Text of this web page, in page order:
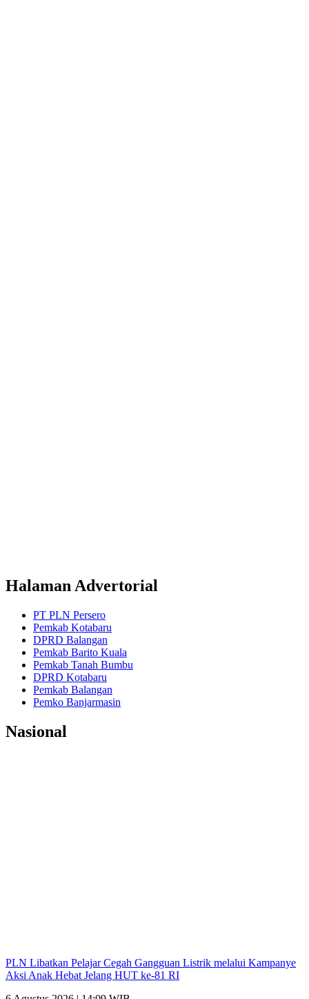
Halaman Advertorial
PT PLN Persero
Pemkab Kotabaru
DPRD Balangan
Pemkab Barito Kuala
Pemkab Tanah Bumbu
DPRD Kotabaru
Pemkab Balangan
Pemko Banjarmasin
Nasional
PLN Libatkan Pelajar Cegah Gangguan Listrik melalui Kampanye
Aksi Anak Hebat Jelang HUT ke-81 RI